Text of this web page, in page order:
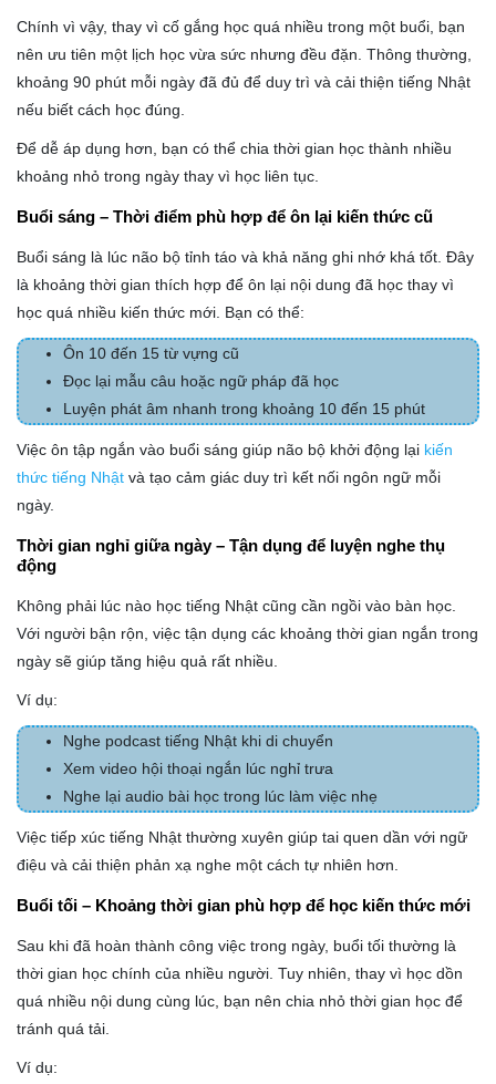
Chính vì vậy, thay vì cố gắng học quá nhiều trong một buổi, bạn
nên ưu tiên một lịch học vừa sức nhưng đều đặn. Thông thường,
khoảng 90 phút mỗi ngày đã đủ để duy trì và cải thiện tiếng Nhật
nếu biết cách học đúng.
Để dễ áp dụng hơn, bạn có thể chia thời gian học thành nhiều
khoảng nhỏ trong ngày thay vì học liên tục.
Buổi sáng – Thời điểm phù hợp để ôn lại kiến thức cũ
Buổi sáng là lúc não bộ tỉnh táo và khả năng ghi nhớ khá tốt. Đây
là khoảng thời gian thích hợp để ôn lại nội dung đã học thay vì
học quá nhiều kiến thức mới. Bạn có thể:
Ôn 10 đến 15 từ vựng cũ
Đọc lại mẫu câu hoặc ngữ pháp đã học
Luyện phát âm nhanh trong khoảng 10 đến 15 phút
Việc ôn tập ngắn vào buổi sáng giúp não bộ khởi động lại kiến
thức tiếng Nhật và tạo cảm giác duy trì kết nối ngôn ngữ mỗi
ngày.
Thời gian nghỉ giữa ngày – Tận dụng để luyện nghe thụ
động
Không phải lúc nào học tiếng Nhật cũng cần ngồi vào bàn học.
Với người bận rộn, việc tận dụng các khoảng thời gian ngắn trong
ngày sẽ giúp tăng hiệu quả rất nhiều.
Ví dụ:
Nghe podcast tiếng Nhật khi di chuyển
Xem video hội thoại ngắn lúc nghỉ trưa
Nghe lại audio bài học trong lúc làm việc nhẹ
Việc tiếp xúc tiếng Nhật thường xuyên giúp tai quen dần với ngữ
điệu và cải thiện phản xạ nghe một cách tự nhiên hơn.
Buổi tối – Khoảng thời gian phù hợp để học kiến thức mới
Sau khi đã hoàn thành công việc trong ngày, buổi tối thường là
thời gian học chính của nhiều người. Tuy nhiên, thay vì học dồn
quá nhiều nội dung cùng lúc, bạn nên chia nhỏ thời gian học để
tránh quá tải.
Ví dụ: